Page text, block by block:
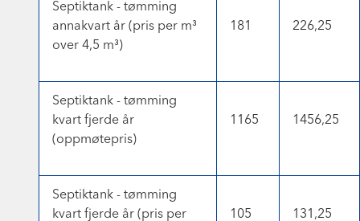
Septiktank - tømming
annakvart år (pris per m³
over 4,5 m³)
181 226,25
Septiktank - tømming
kvart fjerde år
(oppmøtepris)
1165 1456,25
Septiktank - tømming
kvart fjerde år (pris per
105 131,25